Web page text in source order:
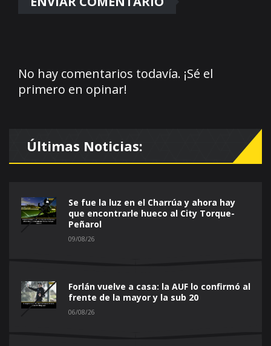
No hay comentarios todavía. ¡Sé el
primero en opinar!
Últimas Noticias:
Se fue la luz en el Charrúa y ahora hay
que encontrarle hueco al City Torque-
Peñarol
09/08/26
Forlán vuelve a casa: la AUF lo confirmó al
frente de la mayor y la sub 20
06/08/26